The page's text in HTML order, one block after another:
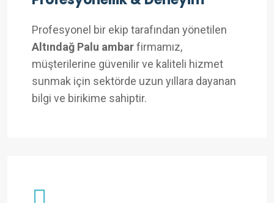
Profesyonel bir ekip tarafından yönetilen
Altındağ Palu ambarfirmamız,
müşterilerine güvenilir ve kaliteli hizmet
sunmak için sektörde uzun yıllara dayanan
bilgi ve birikime sahiptir.